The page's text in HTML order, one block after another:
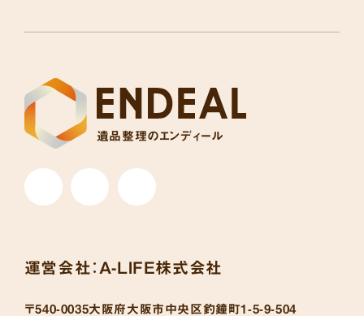
遺品整理のエンディール
運営会社： A-LIFE株式会社
〒540-0035大阪府大阪市中央区釣鐘町1-5-9-504